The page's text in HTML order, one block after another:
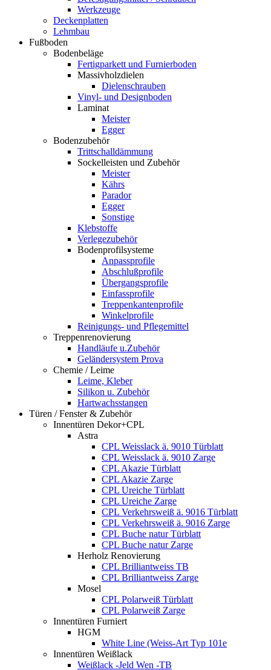
Werkzeuge
Deckenplatten
Lehmbau
Fußboden
Bodenbeläge
Fertigparkett und Furnierboden
Massivholzdielen
Dielenschrauben
Vinyl- und Designboden
Laminat
Meister
Egger
Bodenzubehör
Trittschalldämmung
Sockelleisten und Zubehör
Meister
Kährs
Parador
Egger
Sonstige
Klebstoffe
Verlegezubehör
Bodenprofilsysteme
Anpassprofile
Abschlußprofile
Übergangsprofile
Einfassprofile
Treppenkantenprofile
Winkelprofile
Reinigungs- und Pflegemittel
Treppenrenovierung
Handläufe u.Zubehör
Geländersystem Prova
Chemie / Leime
Leime, Kleber
Silikon u. Zubehör
Hartwachsstangen
Türen / Fenster & Zubehör
Innentüren Dekor+CPL
Astra
CPL Weisslack ä. 9010 Türblatt
CPL Weisslack ä. 9010 Zarge
CPL Akazie Türblatt
CPL Akazie Zarge
CPL Ureiche Türblatt
CPL Ureiche Zarge
CPL Verkehrsweiß ä. 9016 Türblatt
CPL Verkehrsweiß ä. 9016 Zarge
CPL Buche natur Türblatt
CPL Buche natur Zarge
Herholz Renovierung
CPL Brilliantweiss TB
CPL Brilliantweiss Zarge
Mosel
CPL Polarweiß Türblatt
CPL Polarweiß Zarge
Innentüren Furniert
HGM
White Line (Weiss-Art Typ 101e
Innentüren Weißlack
Weißlack -Jeld Wen -TB